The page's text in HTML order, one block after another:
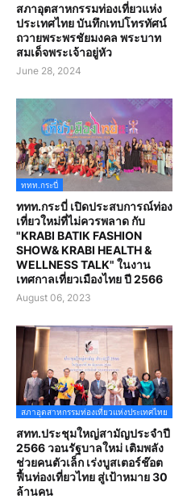
สภาอุตสาหกรรมท่องเที่ยวแห่ง
ประเทศไทย บันทึกเทปโทรทัศน์
ถวายพระพรชัยมงคล พระบาท
สมเด็จพระเจ้าอยู่หัว
June 28, 2024
ททท.กระบี่
ททท.กระบี่ เปิดประสบการณ์ท่อง
เที่ยวใหม่ที่ไม่ควรพลาด กับ
"KRABI BATIK FASHION
SHOW& KRABI HEALTH &
WELLNESS TALK" ในงาน
เทศกาลเที่ยวเมืองไทย ปี 2566
August 06, 2023
สภาอุตสาหกรรมท่องเที่ยวแห่งประเทศไทย
สทท.ประชุมใหญ่สามัญประจำปี
2566 วอนรัฐบาลใหม่ เติมพลัง
ช่วยคนตัวเล็ก เร่งบูสเตอร์ช๊อต
ฟื้นท่องเที่ยวไทย สู่เป้าหมาย 30
ล้านคน